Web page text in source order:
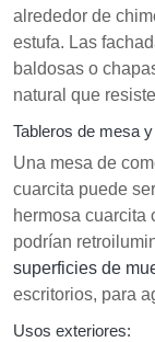
alrededor de
estufa. Las
baldosas o
natural que
Tableros de mesa
Una mesa de
cuarcita puede
hermosa cuarcita
podrían
superficies de
escritorios, para
Usos exteriores: